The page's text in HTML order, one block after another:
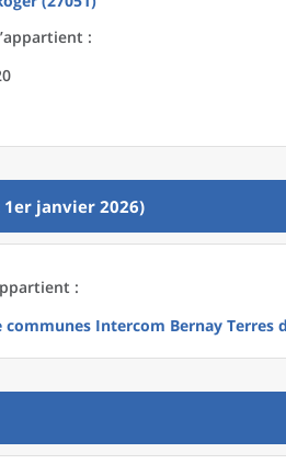
:
janvier 2026)
:
Intercom Bernay Terres